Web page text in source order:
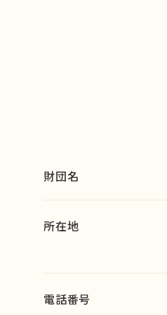
財団名
所在地
電話番号